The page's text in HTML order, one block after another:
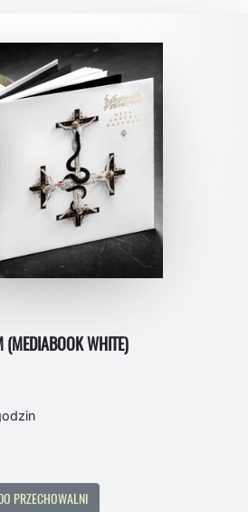
(MEDIABOOK WHITE)
PRZECHOWALNI